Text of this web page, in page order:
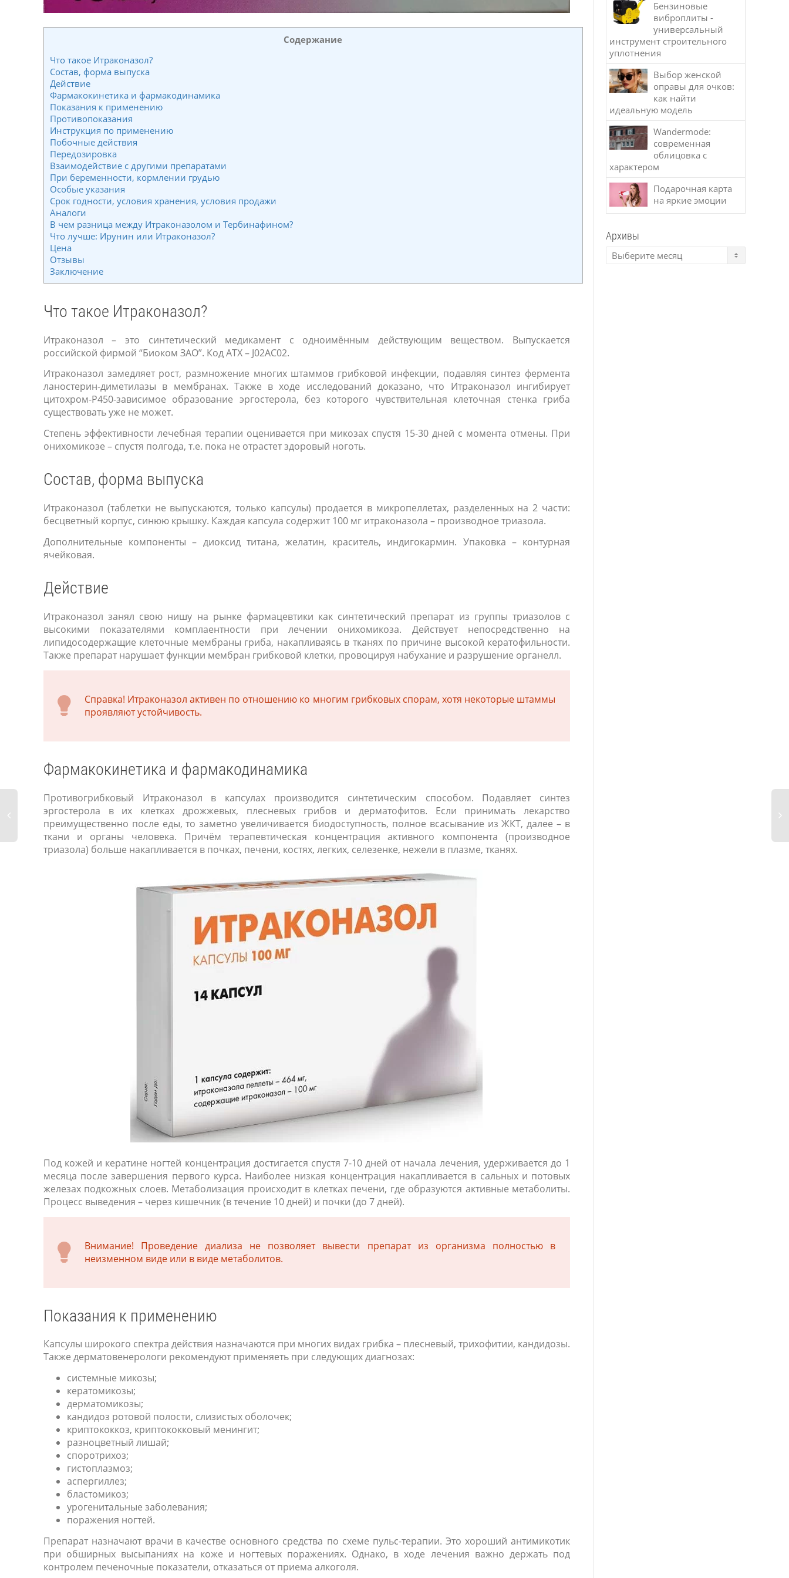
Содержание
Что такое Итраконазол?
Состав, форма выпуска
Действие
Фармакокинетика и фармакодинамика
Показания к применению
Противопоказания
Инструкция по применению
Побочные действия
Передозировка
Взаимодействие с другими препаратами
При беременности, кормлении грудью
Особые указания
Срок годности, условия хранения, условия продажи
Аналоги
В чем разница между Итраконазолом и Тербинафином?
Что лучше: Ирунин или Итраконазол?
Цена
Отзывы
Заключение
Что такое Итраконазол?
Итраконазол – это синтетический медикамент с одноимённым действующим веществом. Выпускается
российской фирмой “Биоком ЗАО”. Код АТХ – J02AC02.
Итраконазол замедляет рост, размножение многих штаммов грибковой инфекции, подавляя синтез фермента
ланостерин-диметилазы в мембранах. Также в ходе исследований доказано, что Итраконазол ингибирует
цитохром-Р450-зависимое образование эргостерола, без которого чувствительная клеточная стенка гриба
существовать уже не может.
Степень эффективности лечебная терапии оценивается при микозах спустя 15-30 дней с момента отмены. При
онихомикозе – спустя полгода, т.е. пока не отрастет здоровый ноготь.
Состав, форма выпуска
Итраконазол (таблетки не выпускаются, только капсулы) продается в микропеллетах, разделенных на 2 части:
бесцветный корпус, синюю крышку. Каждая капсула содержит 100 мг итраконазола – производное триазола.
Дополнительные компоненты – диоксид титана, желатин, краситель, индигокармин. Упаковка – контурная
ячейковая.
Действие
Итраконазол занял свою нишу на рынке фармацевтики как синтетический препарат из группы триазолов с
высокими показателями комплаентности при лечении онихомикоза. Действует непосредственно на
липидосодержащие клеточные мембраны гриба, накапливаясь в тканях по причине высокой кератофильности.
Также препарат нарушает функции мембран грибковой клетки, провоцируя набухание и разрушение органелл.
Справка! Итраконазол активен по отношению ко многим грибковых спорам, хотя некоторые штаммы
проявляют устойчивость.
Фармакокинетика и фармакодинамика
Противогрибковый Итраконазол в капсулах производится синтетическим способом. Подавляет синтез
эргостерола в их клетках дрожжевых, плесневых грибов и дерматофитов. Если принимать лекарство
преимущественно после еды, то заметно увеличивается биодоступность, полное всасывание из ЖКТ, далее – в
ткани и органы человека. Причём терапевтическая концентрация активного компонента (производное
триазола) больше накапливается в почках, печени, костях, легких, селезенке, нежели в плазме, тканях.
Под кожей и кератине ногтей концентрация достигается спустя 7-10 дней от начала лечения, удерживается до 1
месяца после завершения первого курса. Наиболее низкая концентрация накапливается в сальных и потовых
железах подкожных слоев. Метаболизация происходит в клетках печени, где образуются активные метаболиты.
Процесс выведения – через кишечник (в течение 10 дней) и почки (до 7 дней).
Внимание! Проведение диализа не позволяет вывести препарат из организма полностью в
неизменном виде или в виде метаболитов.
Показания к применению
Капсулы широкого спектра действия назначаются при многих видах грибка – плесневый, трихофитии, кандидозы.
Также дерматовенерологи рекомендуют применяеть при следующих диагнозах:
системные микозы;
кератомикозы;
дерматомикозы;
кандидоз ротовой полости, слизистых оболочек;
криптококкоз, криптококковый менингит;
разноцветный лишай;
споротрихоз;
гистоплазмоз;
аспергиллез;
бластомикоз;
урогенитальные заболевания;
поражения ногтей.
Препарат назначают врачи в качестве основного средства по схеме пульс-терапии. Это хороший антимикотик
при обширных высыпаниях на коже и ногтевых поражениях. Однако, в ходе лечения важно держать под
контролем печеночные показатели, отказаться от приема алкоголя.
Бензиновые
виброплиты -
универсальный
инструмент строительного
уплотнения
Выбор женской
оправы для очков:
как найти
идеальную модель
Wandermode:
современная
облицовка с
характером
Подарочная карта
на яркие эмоции
Архивы